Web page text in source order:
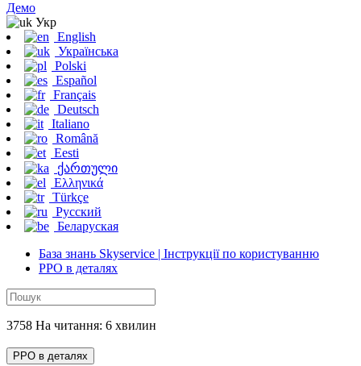
Демо
Укр
English
Українська
Polski
Español
Français
Deutsch
Italiano
Română
Eesti
ქართული
Ελληνικά
Türkçe
Русский
Беларуская
База знань Skyservice | Інструкції по користуванню
РРО в деталях
3758 На читання: 6 хвилин
РРО в деталях